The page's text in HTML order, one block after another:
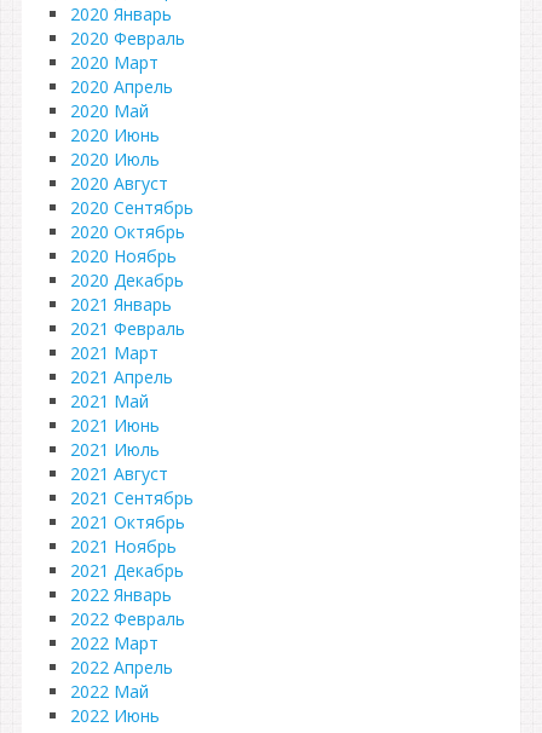
2020 Январь
2020 Февраль
2020 Март
2020 Апрель
2020 Май
2020 Июнь
2020 Июль
2020 Август
2020 Сентябрь
2020 Октябрь
2020 Ноябрь
2020 Декабрь
2021 Январь
2021 Февраль
2021 Март
2021 Апрель
2021 Май
2021 Июнь
2021 Июль
2021 Август
2021 Сентябрь
2021 Октябрь
2021 Ноябрь
2021 Декабрь
2022 Январь
2022 Февраль
2022 Март
2022 Апрель
2022 Май
2022 Июнь